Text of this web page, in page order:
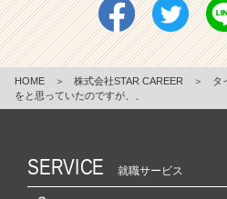
HOME ＞ 株式会社STAR CAREER ＞ タ
をと思っていたのですが、、
SERVICE 就職サービス